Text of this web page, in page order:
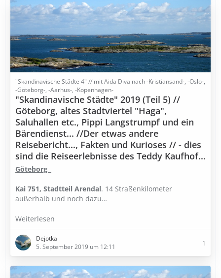
"Skandinavische Städte 4" // mit Aida Diva nach -Kristiansand-, -Oslo-,
-Göteborg-, -Aarhus-, -Kopenhagen-
"Skandinavische Städte" 2019 (Teil 5) //
Göteborg, altes Stadtviertel "Haga",
Saluhallen etc., Pippi Langstrumpf und ein
Bärendienst... //Der etwas andere
Reisebericht..., Fakten und Kurioses // - dies
sind die Reiseerlebnisse des Teddy Kaufhof...
Göteborg
Kai 751, Stadtteil Arendal. 14 Straßenkilometer
außerhalb und noch dazu…
Weiterlesen
Dejotka
5. September 2019 um 12:11
1